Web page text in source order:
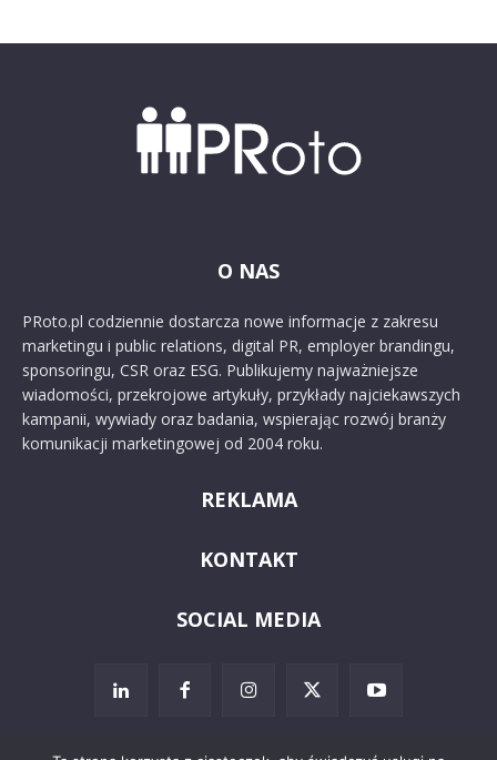
O NAS
PRoto.pl codziennie dostarcza nowe informacje z zakresu
marketingu i public relations, digital PR, employer brandingu,
sponsoringu, CSR oraz ESG. Publikujemy najważniejsze
wiadomości, przekrojowe artykuły, przykłady najciekawszych
kampanii, wywiady oraz badania, wspierając rozwój branży
komunikacji marketingowej od 2004 roku.
REKLAMA
KONTAKT
SOCIAL MEDIA